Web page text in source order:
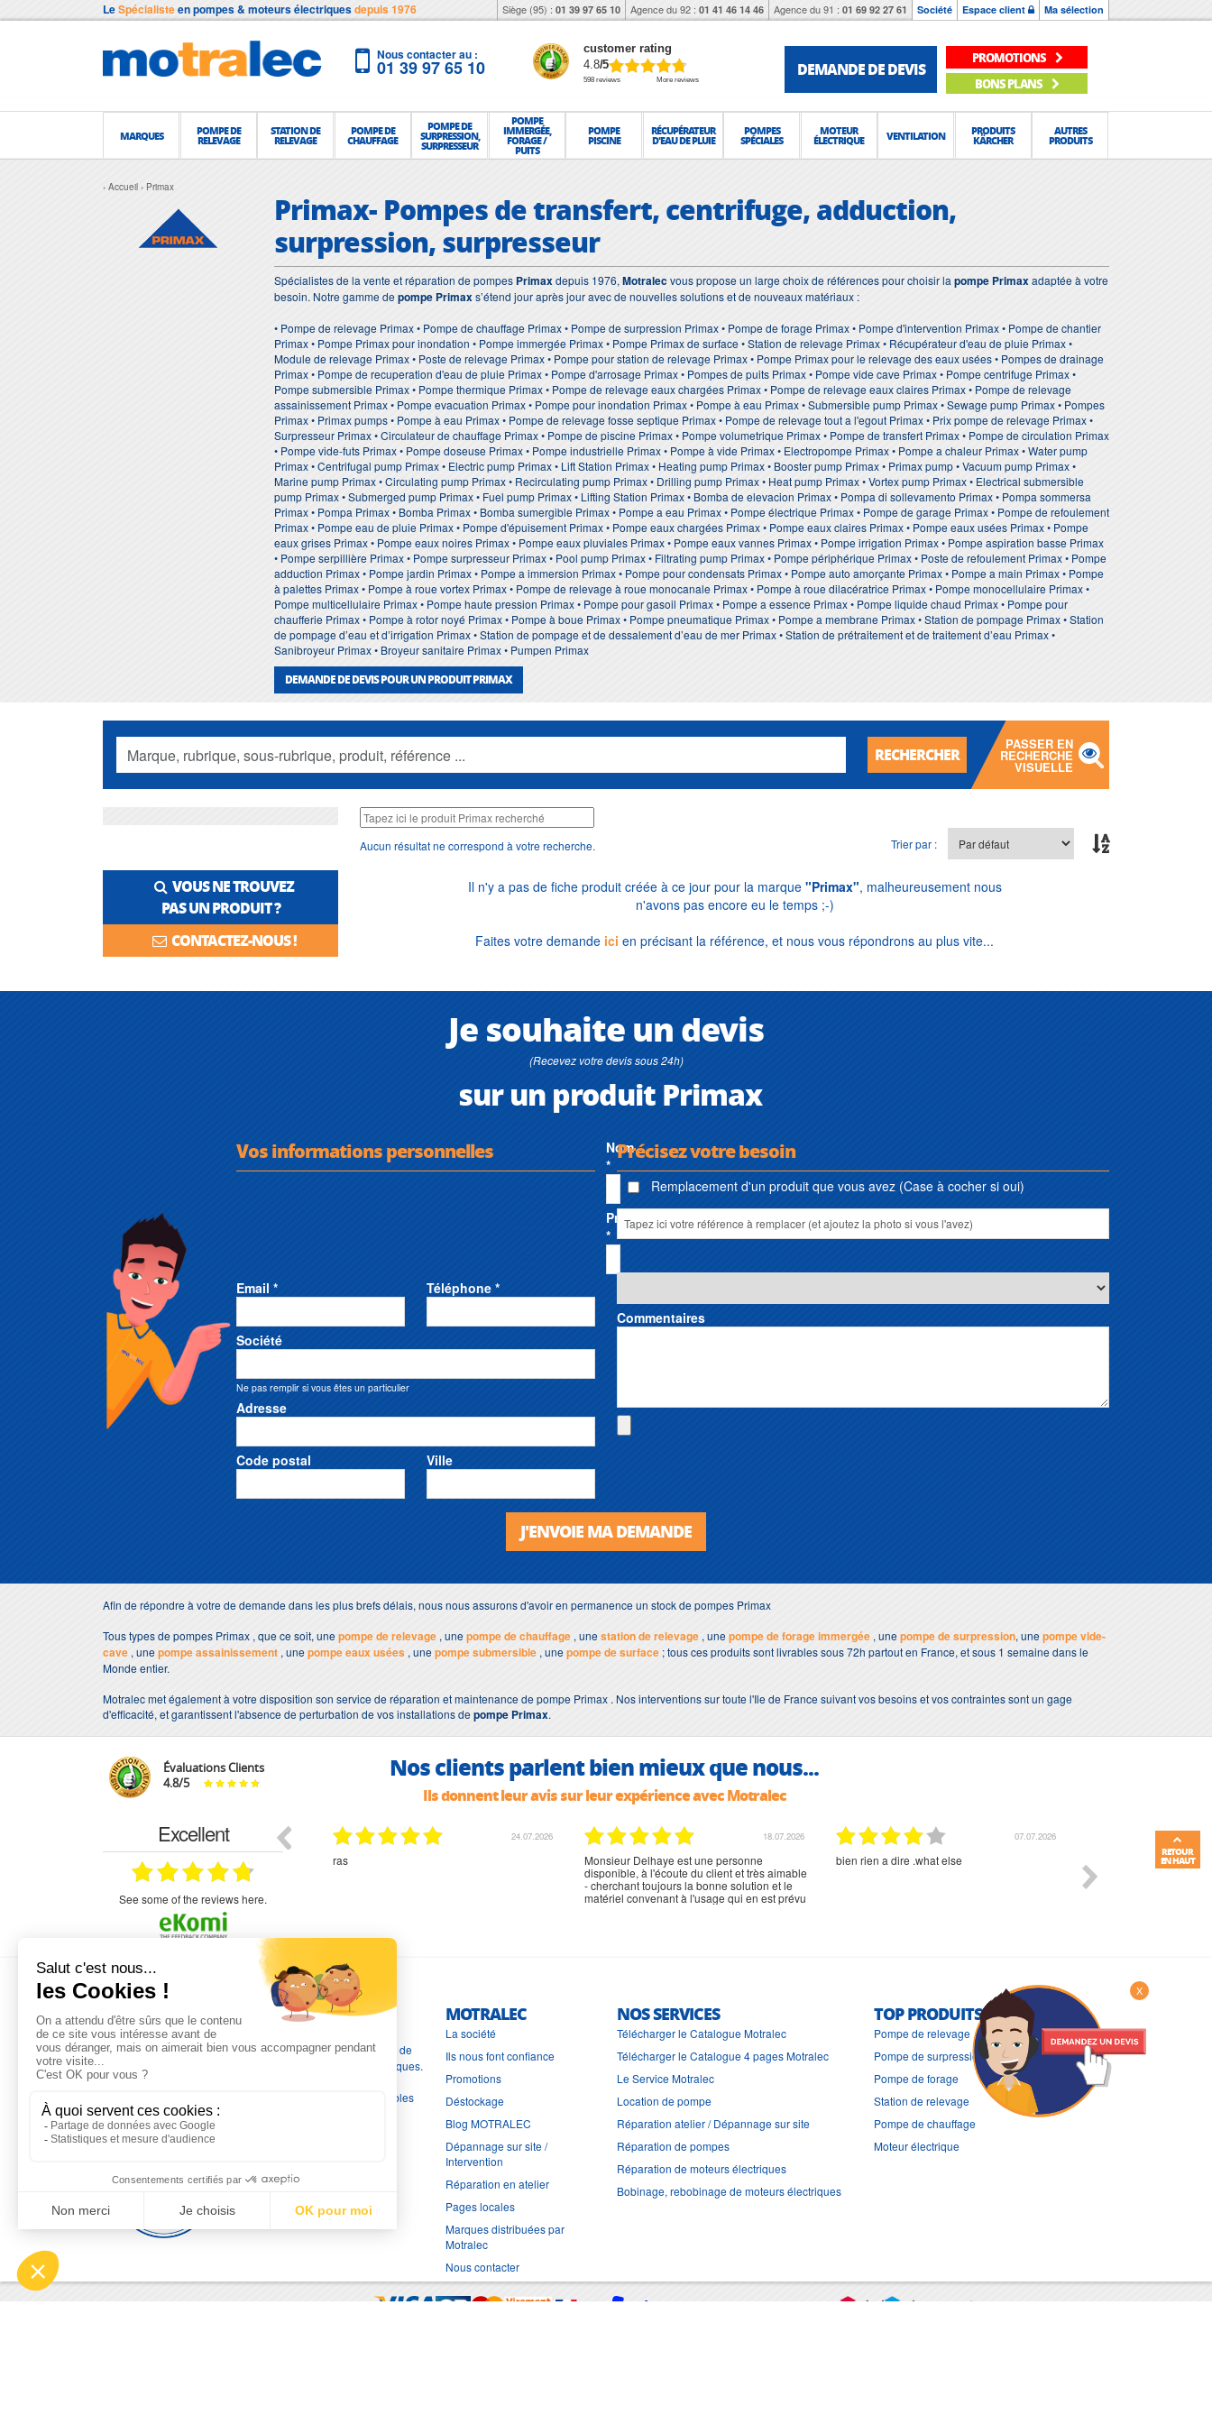
LeSpécialisteen pompes & moteurs électriquesdepuis 1976 Siège (95) : 01 39 97 65 10 Agence du 92 : 01 41 46 14 46 Agence du 91 : 01 69 92 27 61 Société Espace client Ma sélection
Nous contacter au :
01 39 97 65 10
customer rating
4.8/5
598 reviews More reviews
DEMANDE DE DEVIS
PROMOTIONS
BONS PLANS
MARQUES POMPE DE
RELEVAGE
STATION DE
RELEVAGE
POMPE DE
CHAUFFAGE
POMPE DE
SURPRESSION,
SURPRESSEUR
POMPE
IMMERGÉE,
FORAGE /
PUITS
POMPE
PISCINE
RÉCUPÉRATEUR
D'EAU DE PLUIE
POMPES
SPÉCIALES
MOTEUR
ÉLECTRIQUE VENTILATION PRODUITS
KÄRCHER
AUTRES
PRODUITS
Accueil Primax
Primax- Pompes de transfert, centrifuge, adduction,
surpression, surpresseur
Spécialistes de la vente et réparation de pompesPrimaxdepuis 1976, Motralecvous propose un large choix de références pour choisir la pompe Primaxadaptée à votre
besoin. Notre gamme depompe Primaxs’étend jour après jour avec de nouvelles solutions et de nouveaux matériaux :
• Pompe de relevage Primax • Pompe de chauffage Primax • Pompe de surpression Primax • Pompe de forage Primax • Pompe d'intervention Primax • Pompe de chantier
Primax • Pompe Primax pour inondation • Pompe immergée Primax • Pompe Primax de surface • Station de relevage Primax • Récupérateur d'eau de pluie Primax •
Module de relevage Primax • Poste de relevage Primax • Pompe pour station de relevage Primax • Pompe Primax pour le relevage des eaux usées • Pompes de drainage
Primax • Pompe de recuperation d'eau de pluie Primax • Pompe d'arrosage Primax • Pompes de puits Primax • Pompe vide cave Primax • Pompe centrifuge Primax •
Pompe submersible Primax • Pompe thermique Primax • Pompe de relevage eaux chargées Primax • Pompe de relevage eaux claires Primax • Pompe de relevage
assainissement Primax • Pompe evacuation Primax • Pompe pour inondation Primax • Pompe à eau Primax • Submersible pump Primax • Sewage pump Primax • Pompes
Primax • Primax pumps • Pompe à eau Primax • Pompe de relevage fosse septique Primax • Pompe de relevage tout a l'egout Primax • Prix pompe de relevage Primax •
Surpresseur Primax • Circulateur de chauffage Primax • Pompe de piscine Primax • Pompe volumetrique Primax • Pompe de transfert Primax • Pompe de circulation Primax
• Pompe vide-futs Primax • Pompe doseuse Primax • Pompe industrielle Primax • Pompe à vide Primax • Electropompe Primax • Pompe a chaleur Primax • Water pump
Primax • Centrifugal pump Primax • Electric pump Primax • Lift Station Primax • Heating pump Primax • Booster pump Primax • Primax pump • Vacuum pump Primax •
Marine pump Primax • Circulating pump Primax • Recirculating pump Primax • Drilling pump Primax • Heat pump Primax • Vortex pump Primax • Electrical submersible
pump Primax • Submerged pump Primax • Fuel pump Primax • Lifting Station Primax • Bomba de elevacion Primax • Pompa di sollevamento Primax • Pompa sommersa
Primax • Pompa Primax • Bomba Primax • Bomba sumergible Primax • Pompe a eau Primax • Pompe électrique Primax • Pompe de garage Primax • Pompe de refoulement
Primax • Pompe eau de pluie Primax • Pompe d'épuisement Primax • Pompe eaux chargées Primax • Pompe eaux claires Primax • Pompe eaux usées Primax • Pompe
eaux grises Primax • Pompe eaux noires Primax • Pompe eaux pluviales Primax • Pompe eaux vannes Primax • Pompe irrigation Primax • Pompe aspiration basse Primax
• Pompe serpillière Primax • Pompe surpresseur Primax • Pool pump Primax • Filtrating pump Primax • Pompe périphérique Primax • Poste de refoulement Primax • Pompe
adduction Primax • Pompe jardin Primax • Pompe a immersion Primax • Pompe pour condensats Primax • Pompe auto amorçante Primax • Pompe a main Primax • Pompe
à palettes Primax • Pompe à roue vortex Primax • Pompe de relevage à roue monocanale Primax • Pompe à roue dilacératrice Primax • Pompe monocellulaire Primax •
Pompe multicellulaire Primax • Pompe haute pression Primax • Pompe pour gasoil Primax • Pompe a essence Primax • Pompe liquide chaud Primax • Pompe pour
chaufferie Primax • Pompe à rotor noyé Primax • Pompe à boue Primax • Pompe pneumatique Primax • Pompe a membrane Primax • Station de pompage Primax • Station
de pompage d’eau et d’irrigation Primax • Station de pompage et de dessalement d’eau de mer Primax • Station de prétraitement et de traitement d’eau Primax •
Sanibroyeur Primax • Broyeur sanitaire Primax • Pumpen Primax
DEMANDE DE DEVIS POUR UN PRODUIT PRIMAX
RECHERCHER
PASSER EN
RECHERCHE
VISUELLE
VOUS NE TROUVEZ
PAS UN PRODUIT ?
CONTACTEZ-NOUS !
Aucun résultat ne correspond à votre recherche. Trier par :
Il n'y a pas de fiche produit créée à ce jour pour la marque "Primax", malheureusement nous
n'avons pas encore eu le temps ;-)
Faites votre demande ici en précisant la référence, et nous vous répondrons au plus vite...
Je souhaite un devis
(Recevez votre devis sous 24h)
sur un produit Primax
Vos informations personnelles
Nom
*
Prénom
*
Email * Téléphone *
Société
Ne pas remplir si vous êtes un particulier
Adresse
Code postal Ville
Précisez votre besoin
Remplacement d'un produit que vous avez (Case à cocher si oui)
Commentaires
J'ENVOIE MA DEMANDE
Afin de répondre à votre de demande dans les plus brefs délais, nous nous assurons d'avoir en permanence un stock de pompes Primax
Tous types de pompes Primax , que ce soit, unepompe de relevage , unepompe de chauffage , unestation de relevage , unepompe de forage immergée , unepompe de surpression, unepompe vide-
cave , unepompe assainissement , unepompe eaux usées , unepompe submersible , unepompe de surface ; tous ces produits sont livrables sous 72h partout en France, et sous 1 semaine dans le
Monde entier.
Motralec met également à votre disposition son service de réparation et maintenance de pompe Primax . Nos interventions sur toute l'Ile de France suivant vos besoins et vos contraintes sont un gage
d'efficacité, et garantissent l'absence de perturbation de vos installations depompe Primax.
Évaluations Clients
4.8/5 Nos clients parlent bien mieux que nous...
Ils donnent leur avis sur leur expérience avec Motralec
Excellent
see some of the reviews here.
07.07.2026
bien rien a dire .what else
02.07.2026
RAS
02.07.2026
rien à signaler, très content
01.07.2026
Commande et délais parfait Très bon suivi et très
L'EXPERTISE MOTRALEC
Depuis 1976, nous sommes
Franceen pompes de relevage, station de relevage, pompe de
chauffage, suppression, forage, immergée et moteurs électriques.
Nous assurons
, tout en travaillant avec les marques les plus fiables
du marché.
MOTRALEC
La société
Ils nous font confiance
Promotions
Déstockage
Blog MOTRALEC
Dépannage sur site /
Intervention
Réparation en atelier
Pages locales
Marques distribuées par
Motralec
Nous contacter
NOS SERVICES
Télécharger le Catalogue Motralec
Télécharger le Catalogue 4 pages Motralec
Le Service Motralec
Location de pompe
Réparation atelier / Dépannage sur site
Réparation de pompes
Réparation de moteurs électriques
Bobinage, rebobinage de moteurs électriques
TOP PRODUITS
Pompe de relevage
Pompe de surpression
Pompe de forage
Station de relevage
Pompe de chauffage
Moteur électrique
X
RETOUR
EN HAUT